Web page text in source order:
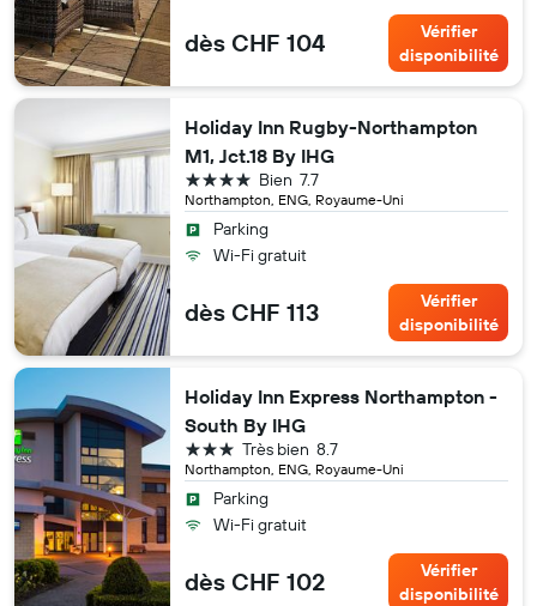
dès CHF 104
Vérifier
disponibilité
Holiday Inn Rugby-Northampton
M1, Jct.18 By IHG
Northampton, ENG, Royaume-Uni
7.7
Bien
4 étoiles
Parking
Wi-Fi gratuit
dès CHF 113
Vérifier
disponibilité
Holiday Inn Express Northampton -
South By IHG
Northampton, ENG, Royaume-Uni
8.7
Très bien
3 étoiles
Parking
Wi-Fi gratuit
dès CHF 102
Vérifier
disponibilité